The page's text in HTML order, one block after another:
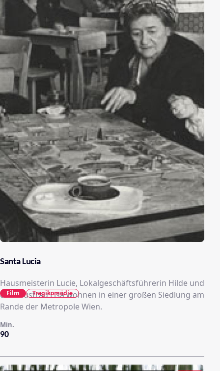
Santa Lucia
Hausmeisterin Lucie, Lokalgeschäftsführerin Hilde und
die Hausfrau Lisa wohnen in einer großen Siedlung am
Rande der Metropole Wien.
90
Min.
Film Tragikomödie